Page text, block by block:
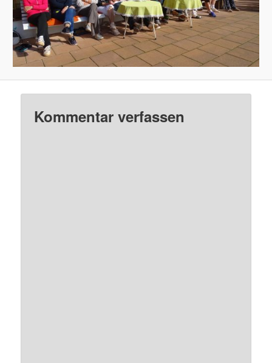
Kommentar verfassen